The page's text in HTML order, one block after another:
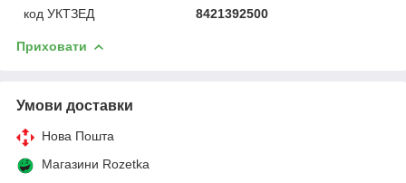
код УКТЗЕД
8421392500
Приховати
Умови доставки
Нова Пошта
Магазини Rozetka